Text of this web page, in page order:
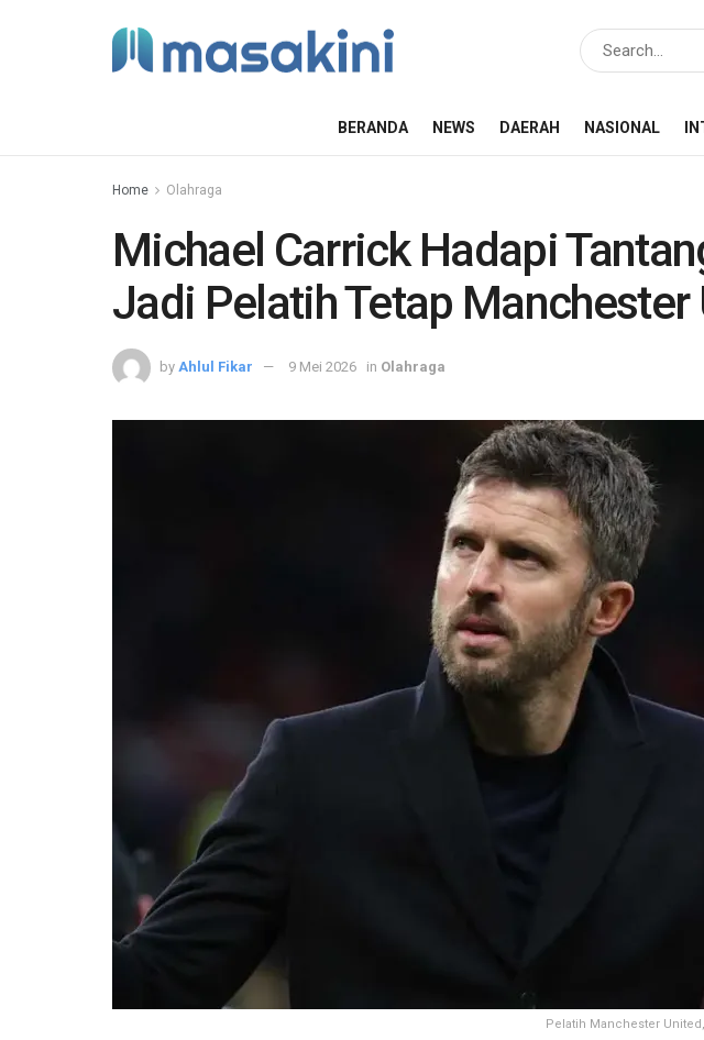
BERANDA NEWS DAERAH NASIONAL
Home Olahraga
Michael Carrick Hadapi
Jadi Pelatih Tetap Manchester
by Ahlul Fikar 9 Mei 2026 in Olahraga
Pelatih Manchester